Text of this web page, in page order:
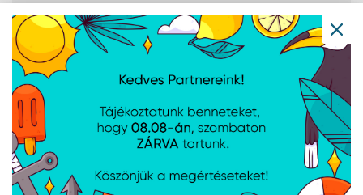
Tömeg és
méretek
Szélesség
Mélység
Magasság
40,2 mm
Tömeg